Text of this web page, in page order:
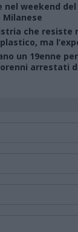
nel weekend
Milanese
che resiste
ma
un 19enne
arrestati